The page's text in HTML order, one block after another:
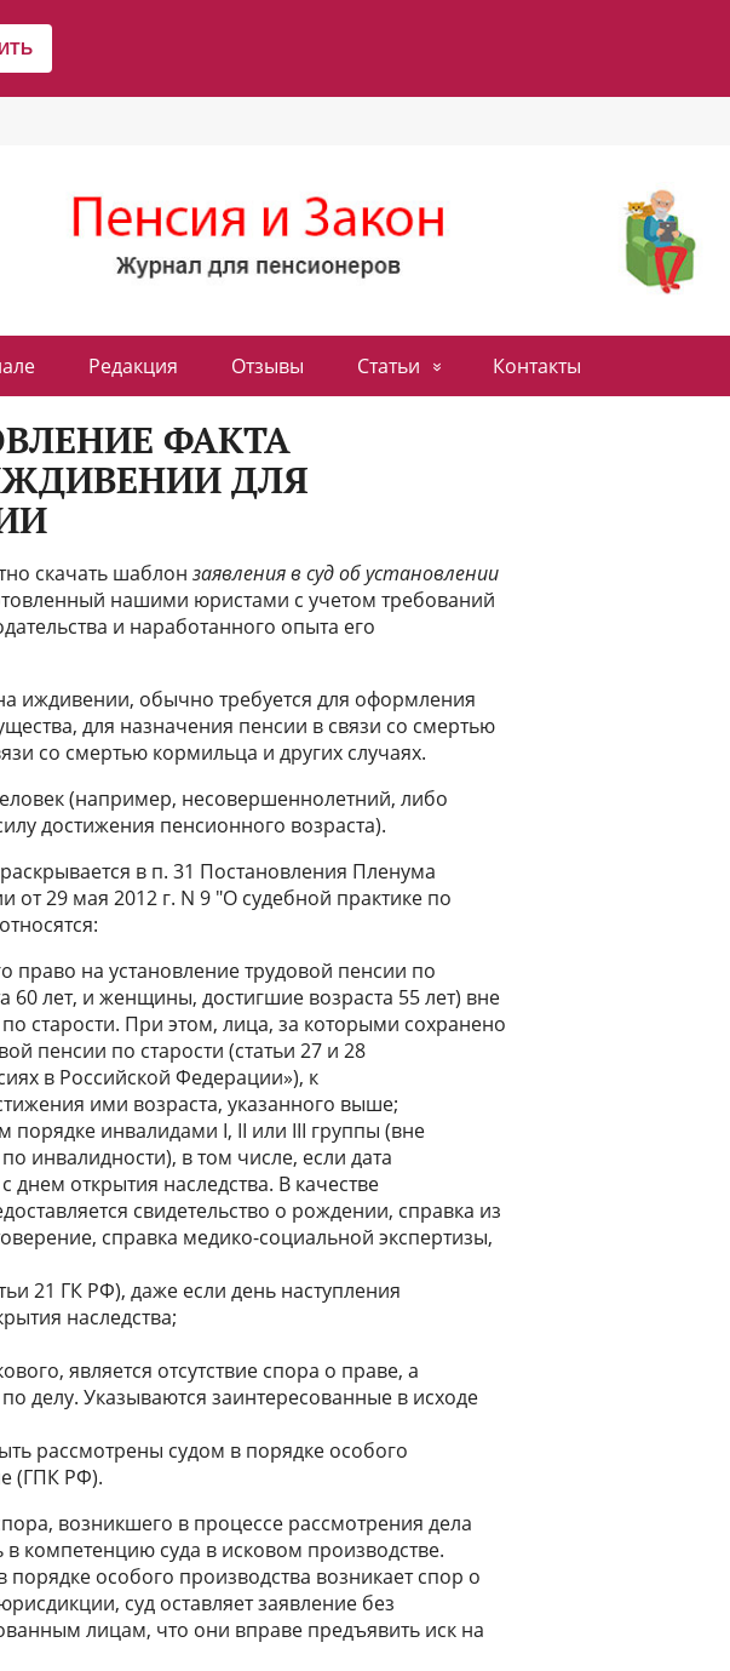
Редакция Отзывы Статьи Контакты
ФАКТА
ДЛЯ
скачать шаблон заявления в суд об установлении
нашими юристами с учетом требований
и наработанного опыта его
иждивении, обычно требуется для оформления
для назначения пенсии в связи со смертью
со смертью кормильца и других случаях.
(например, несовершеннолетний, либо
достижения пенсионного возраста).
в п. 31 Постановления Пленума
от 29 мая 2012 г. N 9 "О судебной практике по
право на установление трудовой пенсии по
60 лет, и женщины, достигшие возраста 55 лет) вне
старости. При этом, лица, за которыми сохранено
пенсии по старости (статьи 27 и 28
в Российской Федерации»), к
ими возраста, указанного выше;
порядке инвалидами I, II или III группы (вне
инвалидности), в том числе, если дата
днем открытия наследства. В качестве
свидетельство о рождении, справка из
справка медико-социальной экспертизы,
21 ГК РФ), даже если день наступления
наследства;
является отсутствие спора о праве, а
по делу. Указываются заинтересованные в исходе
рассмотрены судом в порядке особого
(ГПК РФ).
возникшего в процессе рассмотрения дела
компетенцию суда в исковом производстве.
особого производства возникает спор о
суд оставляет заявление без
лицам, что они вправе предъявить иск на